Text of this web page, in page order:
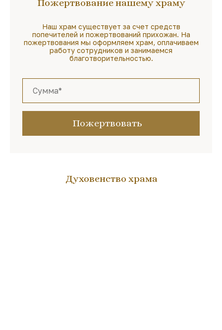
Пожертвование нашему храму
Наш храм существует за счет средств
попечителей и пожертвований прихожан. На
пожертвования мы оформляем храм, оплачиваем
работу сотрудников и занимаемся
благотворительностью.
Пожертвовать
Духовенство храма